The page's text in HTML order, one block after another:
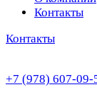
Контакты
Контакты
+7 (978) 607-09-